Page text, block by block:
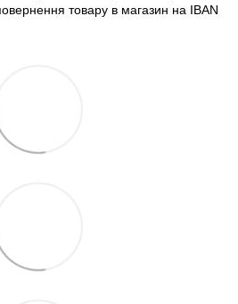
товару в магазин на IBAN